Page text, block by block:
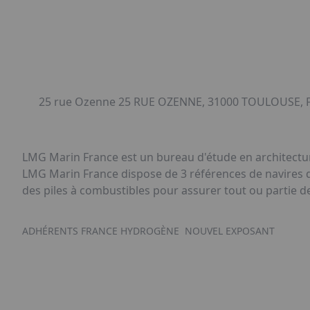
25 rue Ozenne 25 RUE OZENNE, 31000 TOULOUSE,
LMG Marin France est un bureau d'étude en
LMG Marin France dispose de 3 références de
des piles à combustibles pour assurer tout ou partie
ADHÉRENTS FRANCE HYDROGÈNE NOUVEL EXPOSANT